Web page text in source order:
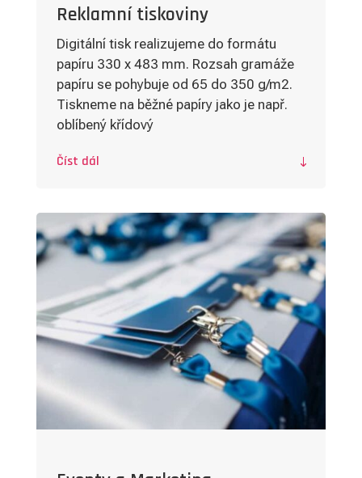
Reklamní tiskoviny
Digitální tisk realizujeme do formátu
papíru 330 x 483 mm. Rozsah gramáže
papíru se pohybuje od 65 do 350 g/m2.
Tiskneme na běžné papíry jako je např.
oblíbený křídový
Číst dál
